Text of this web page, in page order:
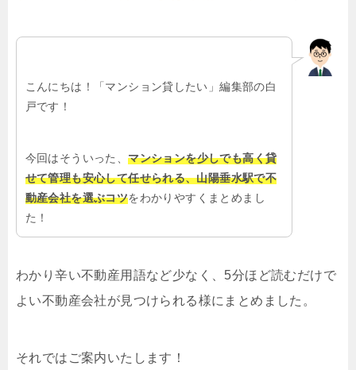
こんにちは！「マンション貸したい」編集部の白
戸です！
今回はそういった、マンションを少しでも高く貸
せて管理も安心して任せられる、山陽垂水駅で不
動産会社を選ぶコツをわかりやすくまとめまし
た！
わかり辛い不動産用語など少なく、5分ほど読むだけで
よい不動産会社が見つけられる様にまとめました。
それではご案内いたします！